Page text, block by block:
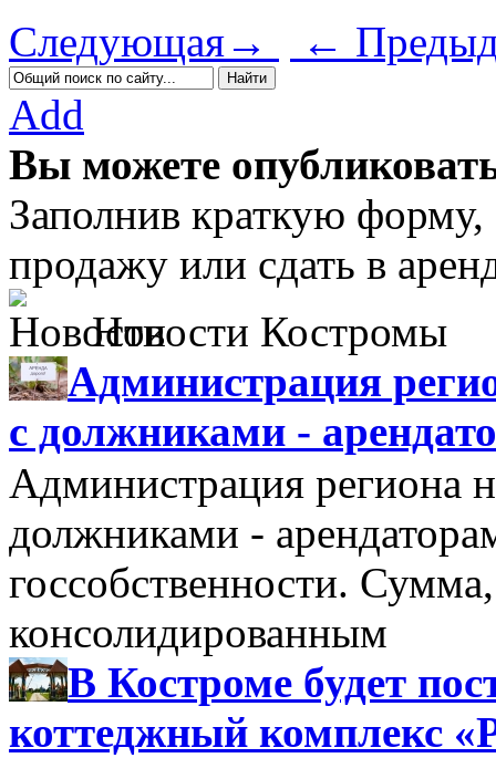
Следующая→
←
Add
Вы можете
Заполнив краткую
продажу или сдать в
Новости Костромы
Администрация
с должниками -
Администрация региона
должниками -
госсобственности.
консолидированным
В Костроме будет
коттеджный комплекс